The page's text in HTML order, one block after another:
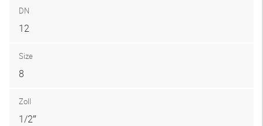
DN
12
Size
8
Zoll
1/2″